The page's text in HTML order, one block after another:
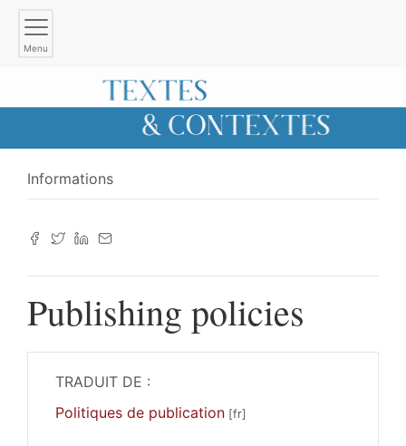
Menu
Informations
Publishing policies
TRADUIT DE :
Politiques de publication